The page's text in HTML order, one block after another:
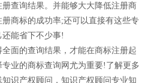
查询结果。并能够大大降低注册商
商标的成功率;还可以直接有这些专
能省下不少事!
的查询结果，才能在商标注册起
业的商标查询网尤为重要!了解更多
识产权顾问，知识产权顾问专业知